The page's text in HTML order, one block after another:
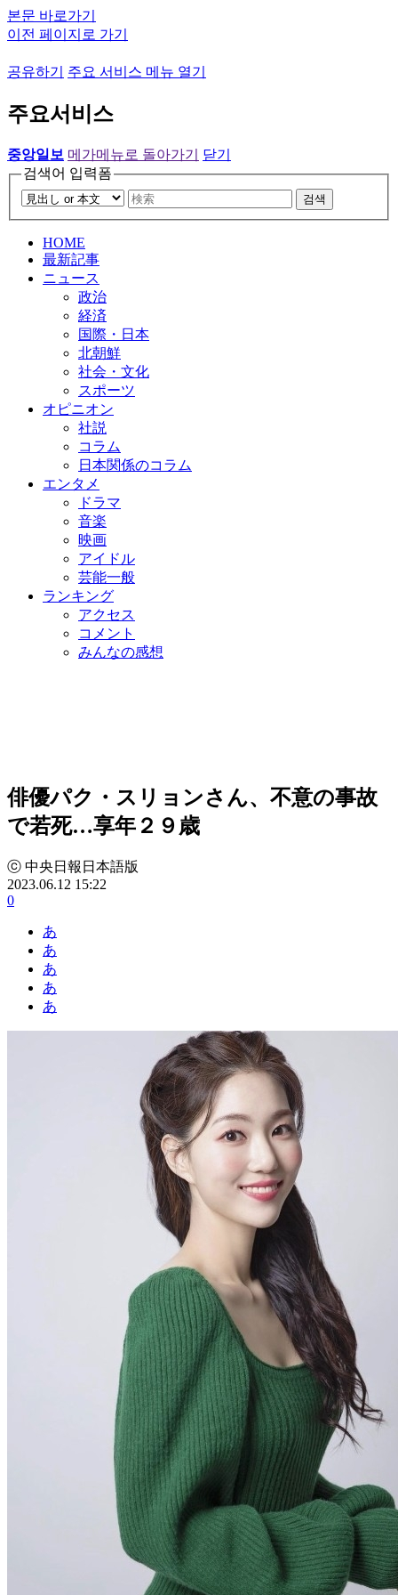
본문 바로가기
이전 페이지로 가기
공유하기 주요 서비스 메뉴 열기
주요서비스
중앙일보 메가메뉴로 돌아가기
닫기
검색어 입력폼
검색
HOME
最新記事
ニュース
政治
経済
国際・日本
北朝鮮
社会・文化
スポーツ
オピニオン
社説
コラム
日本関係のコラム
エンタメ
ドラマ
音楽
映画
アイドル
芸能一般
ランキング
アクセス
コメント
みんなの感想
俳優パク・スリョンさん、不意の事故
で若死…享年２９歳
ⓒ 中央日報日本語版
2023.06.12 15:22
0
あ
あ
あ
あ
あ